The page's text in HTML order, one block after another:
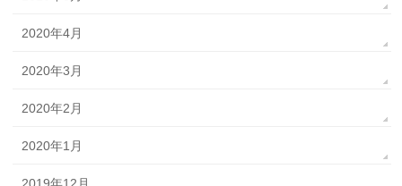
2020年4月
2020年3月
2020年2月
2020年1月